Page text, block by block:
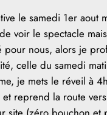
le samedi 1er aout
voir le spectacle
pour nous, alors je
celle du samedi
je mets le réveil à
reprend la route